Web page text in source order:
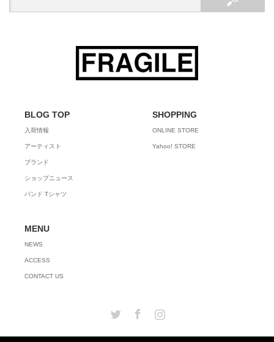
BLOG TOP
入荷情報
アーティスト
ブランド
ショップニュース
バンド Tシャツ
SHOPPING
ONLINE STORE
Yahoo! STORE
MENU
NEWS
ACCESS
CONTACT US
Twitter Facebook